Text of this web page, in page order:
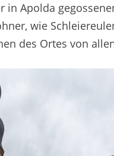
Apolda
wie
des Ortes von